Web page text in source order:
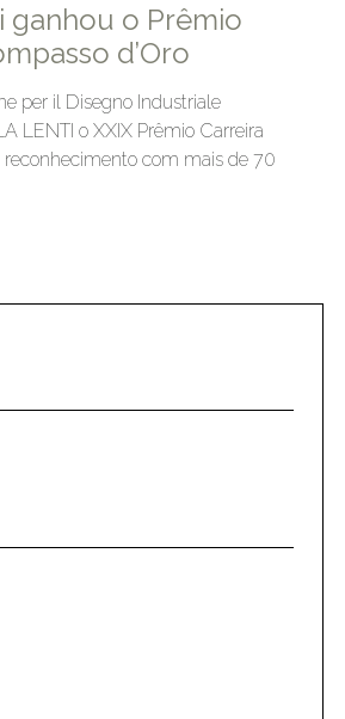
ganhou o Prêmio
d’Oro
per il Disegno Industriale
LENTI o XXIX Prêmio Carreira
reconhecimento com mais de 70